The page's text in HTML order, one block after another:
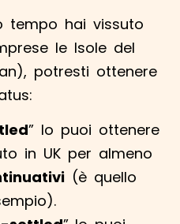
tempo hai vissuto
le Isole del
potresti ottenere
” lo puoi ottenere
in UK per almeno
(è quello